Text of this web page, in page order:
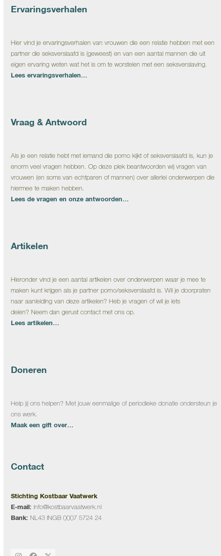
Ervaringsverhalen
Hier vind je ervaringsverhalen van vrouwen die een relatie hebben met een
partner die seksverslaafd is (geweest) en van een aantal mannen die uit
eigen ervaring weten wat het is om te worstelen met een seksverslaving.
Lees ervaringsverhalen…
Vraag & Antwoord
Als je een relatie hebt met iemand die porno kijkt of seksverslaafd is, kun je
enorm veel vragen hebben. Op deze plek beantwoorden wij vragen van
vrouwen (en soms van echtparen of mannen) over allerlei onderwerpen die
hiermee te maken hebben.
Lees de vragen en onze antwoorden…
Artikelen
Hieronder vind je een aantal artikelen over onderwerpen waar je mee te
maken kunt krijgen als je partner porno/seksverslaafd is. Wil je doorpraten
naar aanleiding van deze artikelen? Heb je vragen of wil je iets
delen? Neem dan gerust contact met ons op.
Lees artikelen…
Doneren
Help jij ons helpen? Met jouw eenmalige of periodieke donatie ondersteun je
ons werk.
Maak een gift over…
Contact
Stichting Kostbaar Vaatwerk
E-mail: info@kostbaarvaatwerk.nl
Bank: NL43 INGB 0007 5724 24